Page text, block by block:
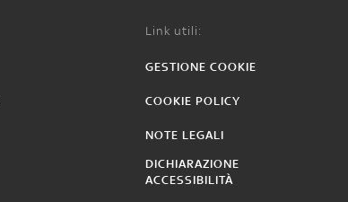
Link utili:
GESTIONE COOKIE
COOKIE POLICY
NOTE LEGALI
DICHIARAZIONE
ACCESSIBILITÀ